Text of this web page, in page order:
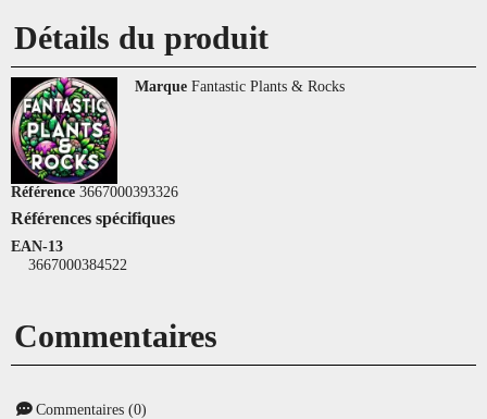
Détails du produit
Marque Fantastic Plants & Rocks
Référence 3667000393326
Références spécifiques
EAN-13
3667000384522
Commentaires
Commentaires (0)